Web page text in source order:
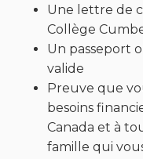
Une lettre de
Collège
Un passeport
valide
Preuve que
besoins
Canada et à
famille qui